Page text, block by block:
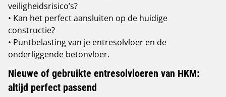
veiligheidsrisico’s?
• Kan het perfect aansluiten op de huidige
constructie?
• Puntbelasting van je entresolvloer en de
onderliggende betonvloer.
Nieuwe of gebruikte entresolvloeren van HKM:
altijd perfect passend